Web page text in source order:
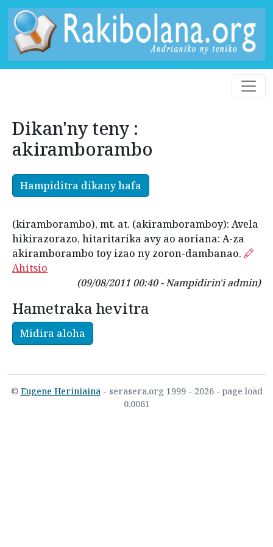
Dikan'ny teny :
akiramborambo
Hampiditra dikany hafa
(kiramborambo), mt. at. (akiramboramboy): Avela
hikirazorazo, hitaritarika avy ao aoriana: A-za
akiramborambo toy izao ny zoron-dambanao.
Ahitsio
(09/08/2011 00:40 - Nampidirin'i admin)
Hametraka hevitra
Midira aloha
© Eugene Heriniaina- serasera.org 1999 - 2026 - page load
0.0061